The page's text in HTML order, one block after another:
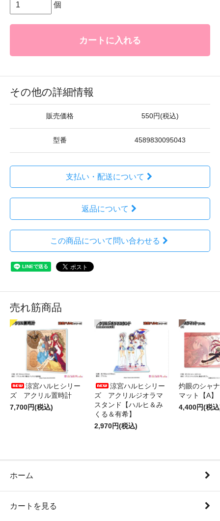
個
カートに入れる
その他の詳細情報
販売価格 550円(税込)
型番 4589830095043
支払い・配送について
返品について
この商品について問い合わせる
売れ筋商品
涼宮ハルヒシリー
ズ アクリル置時計
7,700円(税込)
涼宮ハルヒシリー
ズ アクリルジオラマ
スタンド【ハルヒ＆み
くる＆有希】
2,970円(税込)
灼眼のシャ
マット【A】
4,400円(税
ホーム
カートを見る